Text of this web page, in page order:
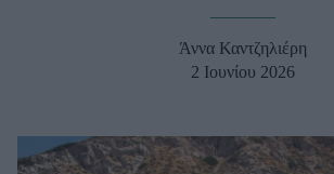
Beauty - Ομορφιά
Μαλλιά - Νύχια
Μακιγιάζ
Άννα Καντζηλιέρη
2 Ιουνίου 2026